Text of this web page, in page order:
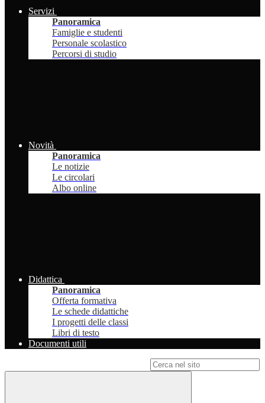
Servizi
Panoramica
Famiglie e studenti
Personale scolastico
Percorsi di studio
Novità
Panoramica
Le notizie
Le circolari
Albo online
Didattica
Panoramica
Offerta formativa
Le schede didattiche
I progetti delle classi
Libri di testo
Documenti utili